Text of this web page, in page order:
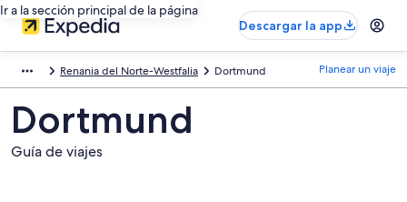
Ir a la sección principal de la página
Descargar la app
Renania del Norte-Westfalia Dortmund Planear un viaje
Dortmund
Guía de viajes